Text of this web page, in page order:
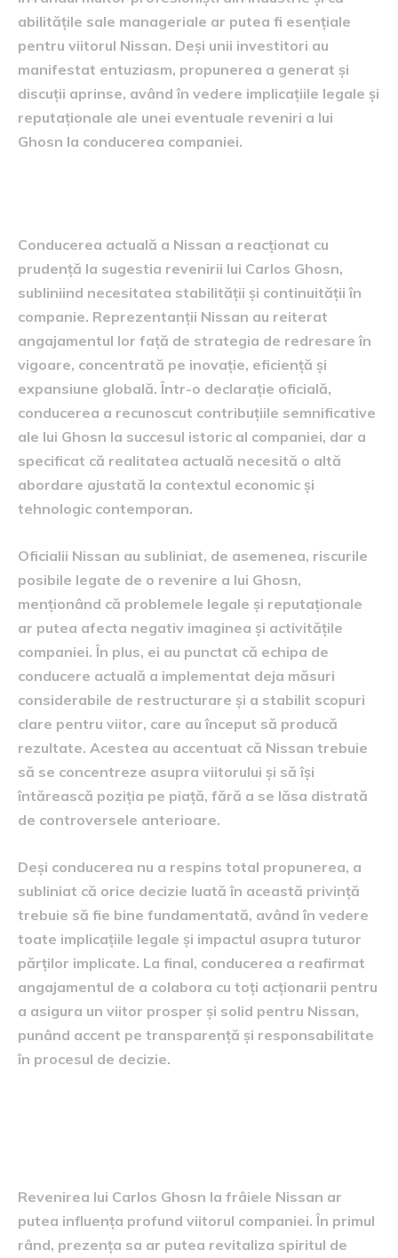
abilitățile sale manageriale ar putea fi esențiale
pentru viitorul Nissan. Deși unii investitori au
manifestat entuziasm, propunerea a generat și
discuții aprinse, având în vedere implicațiile legale și
reputaționale ale unei eventuale reveniri a lui
Ghosn la conducerea companiei.
Conducerea actuală a Nissan a reacționat cu
prudență la sugestia revenirii lui Carlos Ghosn,
subliniind necesitatea stabilității și continuității în
companie. Reprezentanții Nissan au reiterat
angajamentul lor față de strategia de redresare în
vigoare, concentrată pe inovație, eficiență și
expansiune globală. Într-o declarație oficială,
conducerea a recunoscut contribuțiile semnificative
ale lui Ghosn la succesul istoric al companiei, dar a
specificat că realitatea actuală necesită o altă
abordare ajustată la contextul economic și
tehnologic contemporan.
Oficialii Nissan au subliniat, de asemenea, riscurile
posibile legate de o revenire a lui Ghosn,
menționând că problemele legale și reputaționale
ar putea afecta negativ imaginea și activitățile
companiei. În plus, ei au punctat că echipa de
conducere actuală a implementat deja măsuri
considerabile de restructurare și a stabilit scopuri
clare pentru viitor, care au început să producă
rezultate. Acestea au accentuat că Nissan trebuie
să se concentreze asupra viitorului și să își
întărească poziția pe piață, fără a se lăsa distrată
de controversele anterioare.
Deși conducerea nu a respins total propunerea, a
subliniat că orice decizie luată în această privință
trebuie să fie bine fundamentată, având în vedere
toate implicațiile legale și impactul asupra tuturor
părților implicate. La final, conducerea a reafirmat
angajamentul de a colabora cu toți acționarii pentru
a asigura un viitor prosper și solid pentru Nissan,
punând accent pe transparență și responsabilitate
în procesul de decizie.
Revenirea lui Carlos Ghosn la frâiele Nissan ar
putea influența profund viitorul companiei. În primul
rând, prezența sa ar putea revitaliza spiritul de